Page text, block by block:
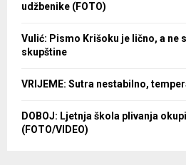
udžbenike (FOTO)
Vulić: Pismo Krišoku je lično, a ne
skupštine
VRIJEME: Sutra nestabilno,
DOBOJ: Ljetnja škola plivanja
(FOTO/VIDEO)